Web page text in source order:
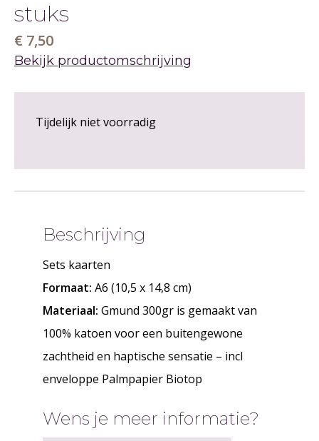
stuks
€ 7,50
Bekijk productomschrijving
Tijdelijk niet voorradig
Beschrijving
Sets kaarten
Formaat: A6 (10,5 x 14,8 cm)
Materiaal: Gmund 300gr is gemaakt van
100% katoen voor een buitengewone
zachtheid en haptische sensatie – incl
enveloppe Palmpapier Biotop
Wens je meer informatie?